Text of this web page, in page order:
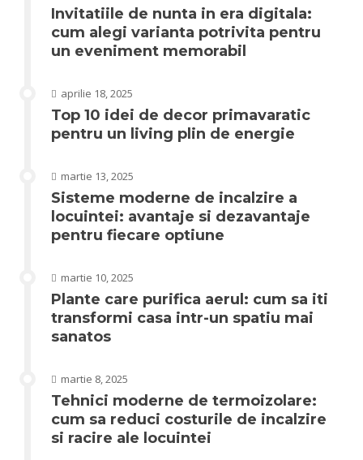
Invitatiile de nunta in era digitala:
cum alegi varianta potrivita pentru
un eveniment memorabil
aprilie 18, 2025
Top 10 idei de decor primavaratic
pentru un living plin de energie
martie 13, 2025
Sisteme moderne de incalzire a
locuintei: avantaje si dezavantaje
pentru fiecare optiune
martie 10, 2025
Plante care purifica aerul: cum sa iti
transformi casa intr-un spatiu mai
sanatos
martie 8, 2025
Tehnici moderne de termoizolare:
cum sa reduci costurile de incalzire
si racire ale locuintei